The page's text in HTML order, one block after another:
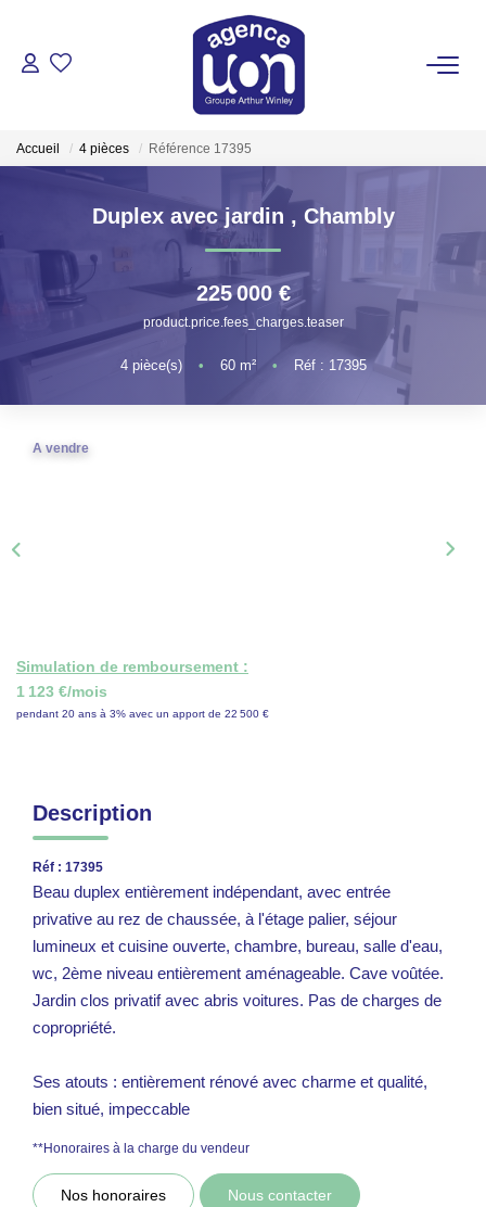
ACHETER
GÉRER
ESTIMER
VOTRE AGENCE
Accueil 4 pièces Référence 17395
Duplex avec jardin , Chambly
225 000 €
product.price.fees_charges.teaser
4pièce(s) • 60m² • Réf : 17395
A vendre
Simulation de remboursement :
1 123 €/mois
pendant 20 ans à 3% avec un apport de 22 500 €
Description
Réf : 17395
Beau duplex entièrement indépendant, avec entrée
privative au rez de chaussée, à l'étage palier, séjour
lumineux et cuisine ouverte, chambre, bureau, salle d'eau,
wc, 2ème niveau entièrement aménageable. Cave voûtée.
Jardin clos privatif avec abris voitures. Pas de charges de
copropriété.
Ses atouts : entièrement rénové avec charme et qualité,
bien situé, impeccable
**Honoraires à la charge du vendeur
Nos honoraires Nous contacter